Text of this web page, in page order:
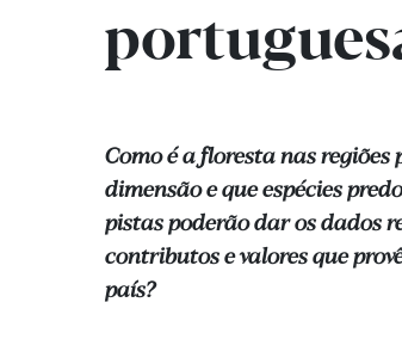
Como é a floresta nas regiões
dimensão e que espécies
pistas poderão dar os dados
contributos e valores que
país?